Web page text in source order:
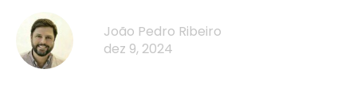
João Pedro Ribeiro
dez 9, 2024